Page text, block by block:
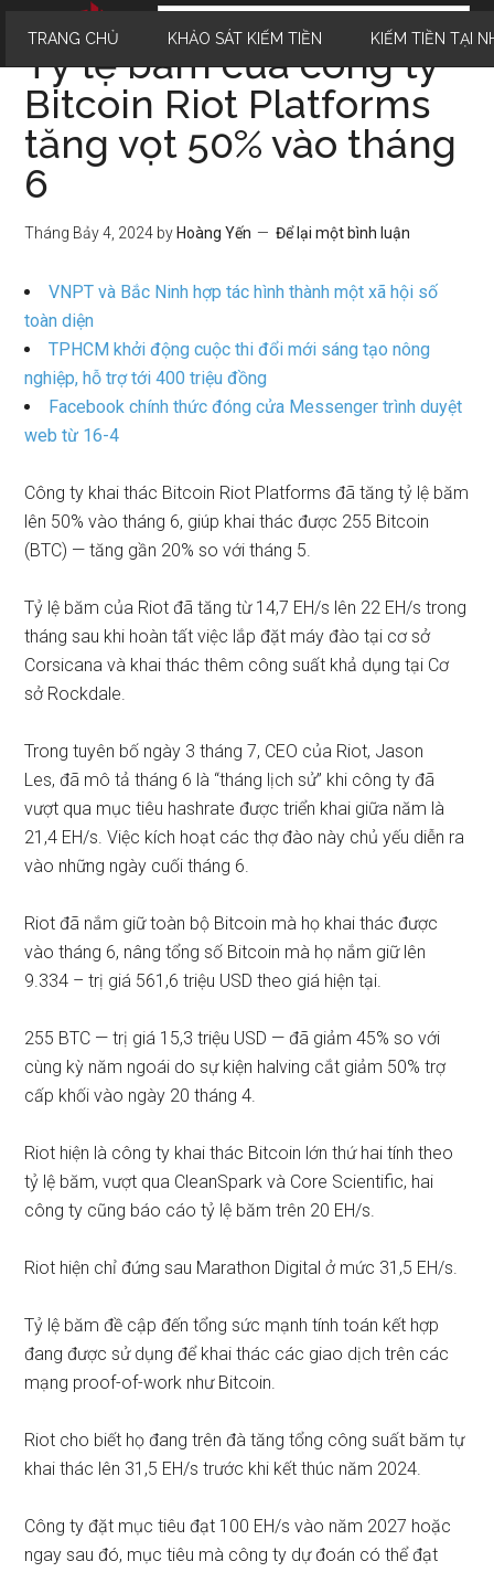
TRANG CHỦ KHẢO SÁT KIẾM TIỀN KIẾM TIỀN TẠI
Tỷ lệ băm của công ty
Bitcoin Riot Platforms
tăng vọt 50% vào tháng
6
Tháng Bảy 4, 2024 by Hoàng Yến Để lại một bình luận
VNPT và Bắc Ninh hợp tác hình thành một xã hội số
toàn diện
TPHCM khởi động cuộc thi đổi mới sáng tạo nông
nghiệp, hỗ trợ tới 400 triệu đồng
Facebook chính thức đóng cửa Messenger trình duyệt
web từ 16-4
Công ty khai thác Bitcoin Riot Platforms đã tăng tỷ lệ băm
lên 50% vào tháng 6, giúp khai thác được 255 Bitcoin
(BTC) — tăng gần 20% so với tháng 5.
Tỷ lệ băm của Riot đã tăng từ 14,7 EH/s lên 22 EH/s trong
tháng sau khi hoàn tất việc lắp đặt máy đào tại cơ sở
Corsicana và khai thác thêm công suất khả dụng tại Cơ
sở Rockdale.
Trong tuyên bố ngày 3 tháng 7, CEO của Riot, Jason
Les,đã mô tả tháng 6 là “tháng lịch sử” khi công ty đã
vượt qua mục tiêu hashrate được triển khai giữa năm là
21,4 EH/s. Việc kích hoạt các thợ đào này chủ yếu diễn ra
vào những ngày cuối tháng 6.
Riot đã nắm giữ toàn bộ Bitcoin mà họ khai thác được
vào tháng 6, nâng tổng số Bitcoin mà họ nắm giữ lên
9.334 – trị giá 561,6 triệu USD theo giá hiện tại.
255 BTC — trị giá 15,3 triệu USD — đã giảm 45% so với
cùng kỳ năm ngoái do sự kiện halving cắt giảm 50% trợ
cấp khối vào ngày 20 tháng 4.
Riot hiện là công ty khai thác Bitcoin lớn thứ hai tính theo
tỷ lệ băm, vượt qua CleanSpark và Core Scientific, hai
công ty cũng báo cáo tỷ lệ băm trên 20 EH/s.
Riot hiện chỉđứng sau Marathon Digital ở mức 31,5 EH/s.
Tỷ lệ băm đề cập đến tổng sức mạnh tính toán kết hợp
đang được sử dụng để khai thác các giao dịch trên các
mạng proof-of-work như Bitcoin.
Riot cho biết họ đang trên đà tăng tổng công suất băm tự
khai thác lên 31,5 EH/s trước khi kết thúc năm 2024.
Công ty đặt mục tiêu đạt 100 EH/s vào năm 2027 hoặc
ngay sau đó, mục tiêu mà công ty dự đoán có thể đạt